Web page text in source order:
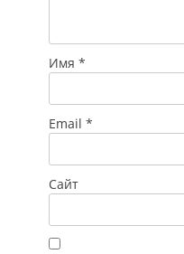
Имя *
Email *
Сайт